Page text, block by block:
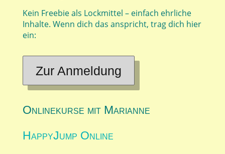
Kein Freebie als Lockmittel – einfach ehrliche
Inhalte. Wenn dich das anspricht, trag dich hier
ein:
Zur Anmeldung
Onlinekurse mit Marianne
HappyJump Online